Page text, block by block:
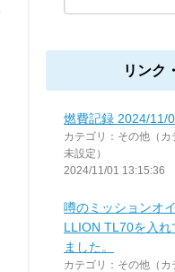
リンク
燃費記録 2024/11/
カテゴリ：その他（カ
未設定）
2024/11/01 13:15:36
噂のミッションオ
LLION TL70を入れ
ました。
カテゴリ：その他（カ